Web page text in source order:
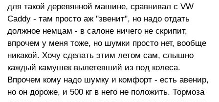
для такой деревянной машине, сравнивал с VW
Caddy - там просто аж "звенит", но надо отдать
должное немцам - в салоне ничего не скрипит,
впрочем у меня тоже, но шумки просто нет, вообще
никакой. Хочу сделать этим летом сам, слышно
каждый камушек вылетевший из под колеса.
Впрочем кому надо шумку и комфорт - есть авенир,
но он дороже, и 500 кг в него не положить. Тормоза